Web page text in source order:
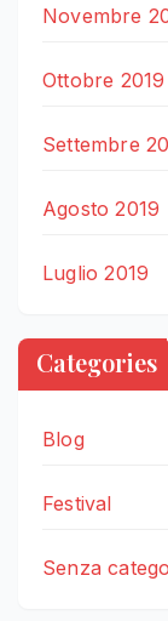
Novembre
Ottobre 2019
Settembre
Agosto 2019
Luglio 2019
Categories
Blog
Festival
Senza